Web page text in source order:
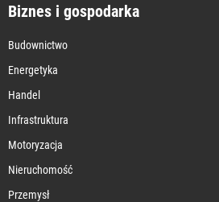
Biznes i gospodarka
Budownictwo
Energetyka
Handel
Infrastruktura
Motoryzacja
Nieruchomość
Przemysł